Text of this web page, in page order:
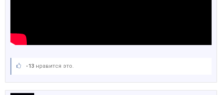
-13 нравится это.